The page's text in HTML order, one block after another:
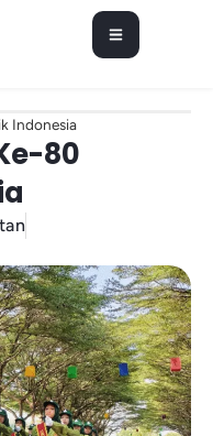
Indonesia
80